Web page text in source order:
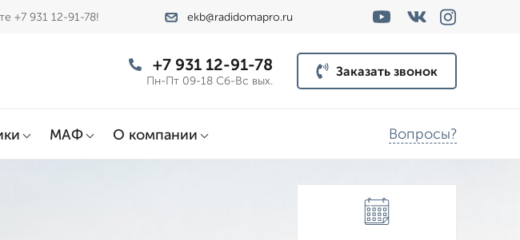
+7 931 12-91-78! ekb@radidomapro.ru
+7 931 12-91-78
Пн-Пт 09-18 Сб-Вс вых.
Заказать звонок
МАФ О компании Вопросы?